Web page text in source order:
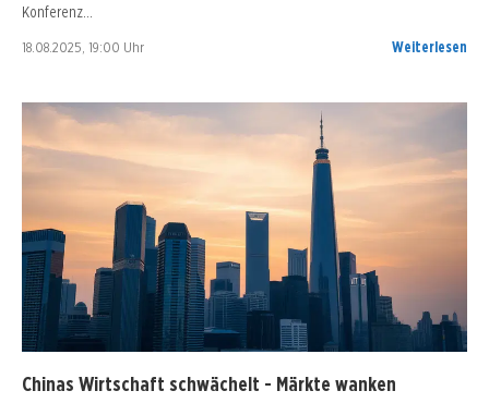
Konferenz…
18.08.2025, 19:00 Uhr Weiterlesen
Chinas Wirtschaft schwächelt - Märkte wanken